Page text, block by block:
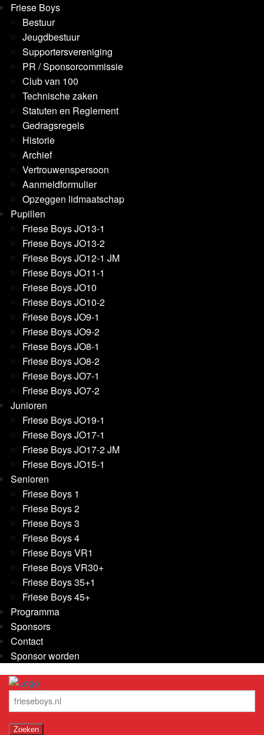
Friese Boys
Bestuur
Jeugdbestuur
Supportersvereniging
PR / Sponsorcommissie
Club van 100
Technische zaken
Statuten en Reglement
Gedragsregels
Historie
Archief
Vertrouwenspersoon
Aanmeldformulier
Opzeggen lidmaatschap
Pupillen
Friese Boys JO13-1
Friese Boys JO13-2
Friese Boys JO12-1 JM
Friese Boys JO11-1
Friese Boys JO10
Friese Boys JO10-2
Friese Boys JO9-1
Friese Boys JO9-2
Friese Boys JO8-1
Friese Boys JO8-2
Friese Boys JO7-1
Friese Boys JO7-2
Junioren
Friese Boys JO19-1
Friese Boys JO17-1
Friese Boys JO17-2 JM
Friese Boys JO15-1
Senioren
Friese Boys 1
Friese Boys 2
Friese Boys 3
Friese Boys 4
Friese Boys VR1
Friese Boys VR30+
Friese Boys 35+1
Friese Boys 45+
Programma
Sponsors
Contact
Sponsor worden